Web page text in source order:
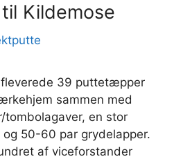
Kildemose
39 puttetæpper
sammen med
tombolagaver, en stor
og 50-60 par grydelapper.
af viceforstander